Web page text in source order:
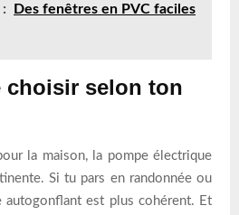
Des fenêtres en PVC faciles
choisir selon ton
la maison, la pompe électrique
Si tu pars en randonnée ou
autogonflant est plus cohérent. Et